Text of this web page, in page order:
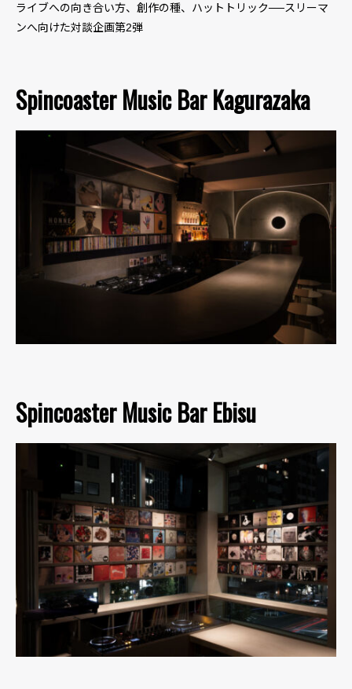
ライブへの向き合い方、創作の種、ハットトリック──スリーマ
ンへ向けた対談企画第2弾
Spincoaster Music Bar Kagurazaka
Spincoaster Music Bar Ebisu